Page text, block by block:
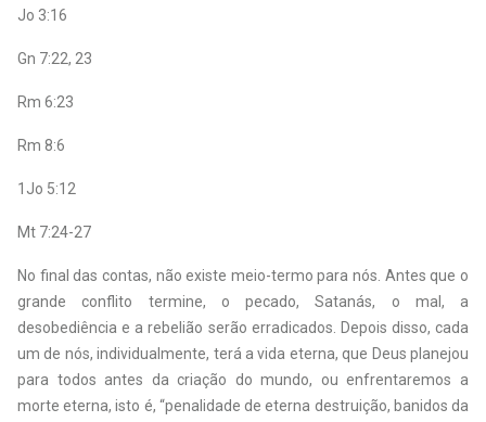
Jo 3:16
Gn 7:22, 23
Rm 6:23
Rm 8:6
1Jo 5:12
Mt 7:24-27
No final das contas, não existe meio-termo para nós. Antes que o
grande conflito termine, o pecado, Satanás, o mal, a
desobediência e a rebelião serão erradicados. Depois disso, cada
um de nós, individualmente, terá a vida eterna, que Deus planejou
para todos antes da criação do mundo, ou enfrentaremos a
morte eterna, isto é, “penalidade de eterna destruição, banidos da